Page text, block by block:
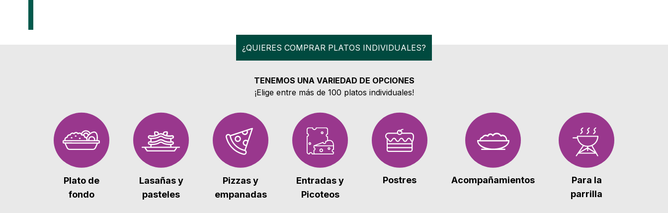
¿QUIERES COMPRAR PLATOS INDIVIDUALES?
TENEMOS UNA VARIEDAD DE OPCIONES
¡Elige entre más de 100 platos individuales!
Plato de
fondo
Lasañas y
pasteles
Pizzas y
empanadas
Entradas y
Picoteos
Postres Acompañamientos
Para la
parrilla